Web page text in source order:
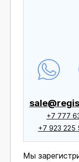
+7 777
+7 923 225
Мы